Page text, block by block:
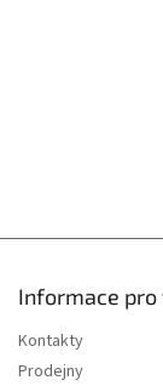
Informace pro
Kontakty
Prodejny